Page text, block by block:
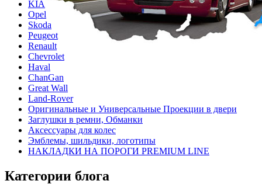
KIA
Opel
Skoda
Peugeot
Renault
Chevrolet
Haval
ChanGan
Great Wall
Land-Rover
Оригинальные и Универсальные Проекции в двери
Заглушки в ремни, Обманки
Аксессуары для колес
Эмблемы, шильдики, логотипы
НАКЛАДКИ НА ПОРОГИ PREMIUM LINE
Категории блога